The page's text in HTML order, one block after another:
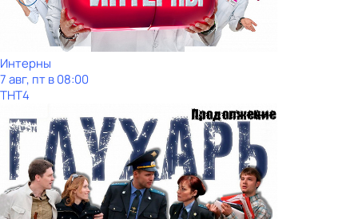
Интерны
7 авг, пт в 08:00
ТНТ4